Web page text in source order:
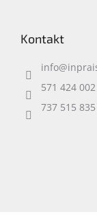
Kontakt
info@
571 424 002
737 515 835